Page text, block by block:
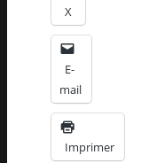
X
E-
mail
Imprimer